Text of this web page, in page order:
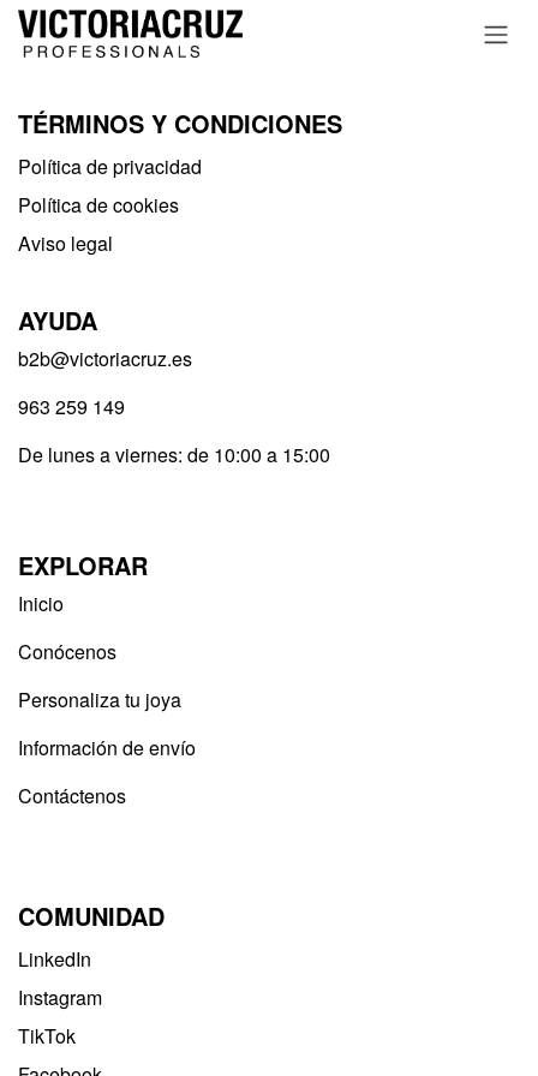
Ir al contenido
TÉRMINOS Y CONDICIONES
Política de privacidad​
Política de cookies
Aviso legal
AYUDA
b2b@victoriacruz.es
963 259 149
De lunes a viernes: de 10:00 a 15:00
EXPLORAR
Inicio
Conócenos
Personaliza tu joya
Información de envío
Contáctenos
COMUNIDAD
LinkedIn
Instagram
TikTok